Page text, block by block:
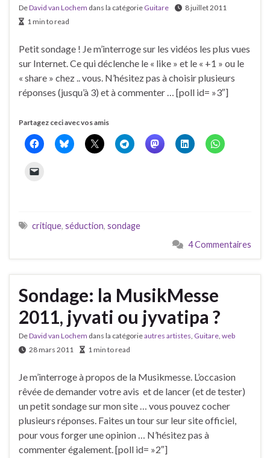
DeDavid van Lochem dans la catégorie Guitare
8 juillet 2011
1 min to read
Petit sondage ! Je m’interroge sur les vidéos les plus vues
sur Internet. Ce qui déclenche le « like » et le « +1 » ou le
« share » chez .. vous. N’hésitez pas à choisir plusieurs
réponses (jusqu’à 3) et à commenter … [poll id= »3″]
Partagez ceci avec vos amis
critique, séduction, sondage
4 Commentaires
Sondage: la MusikMesse
2011, jyvati ou jyvatipa ?
DeDavid van Lochem dans la catégorieautres artistes Guitare web
28 mars 2011
1 min to read
Je m’interroge à propos de la Musikmesse. L’occasion
rêvée de demander votre avis et de lancer (et de tester)
un petit sondage sur mon site … vous pouvez cocher
plusieurs réponses. Faites un tour sur leur site officiel,
pour vous forger une opinion … N’hésitez pas à
commenter également. [poll id= »2″]